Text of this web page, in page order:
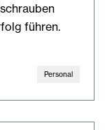
führen.
Personal